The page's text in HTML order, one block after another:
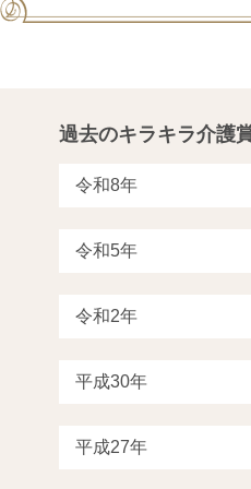
過去のキラキラ介護